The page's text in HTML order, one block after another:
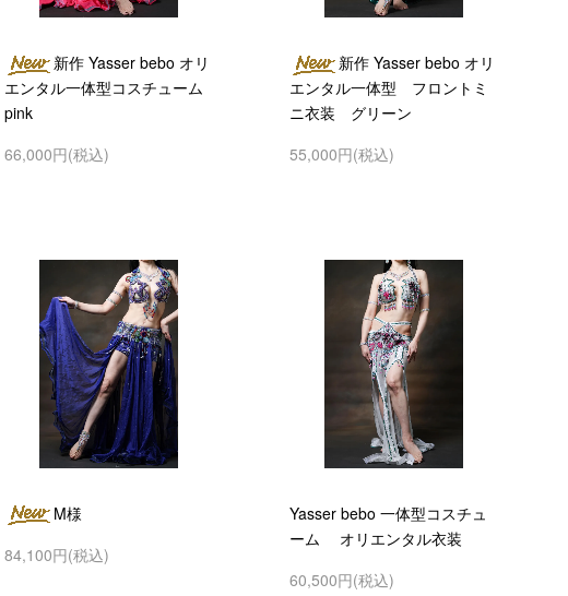
新作 Yasser bebo オリ
エンタル一体型コスチューム
pink
66,000円(税込)
新作 Yasser bebo オリ
エンタル一体型 フロントミ
ニ衣装 グリーン
55,000円(税込)
M様
84,100円(税込)
Yasser bebo 一体型コスチュ
ーム オリエンタル衣装
60,500円(税込)